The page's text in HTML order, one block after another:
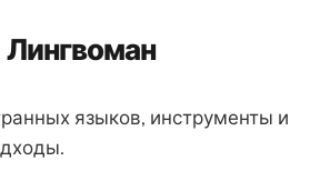
Лингвоман
языков, инструменты и